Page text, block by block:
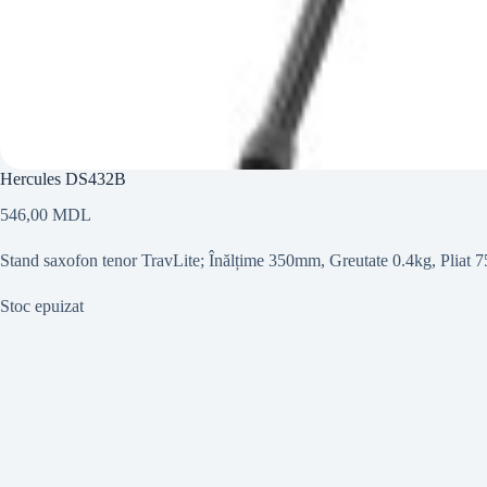
Hercules DS432B
546,00 MDL
Stand saxofon tenor TravLite; Înălțime 350mm, Greutate 0.4kg, Pliat
Stoc epuizat